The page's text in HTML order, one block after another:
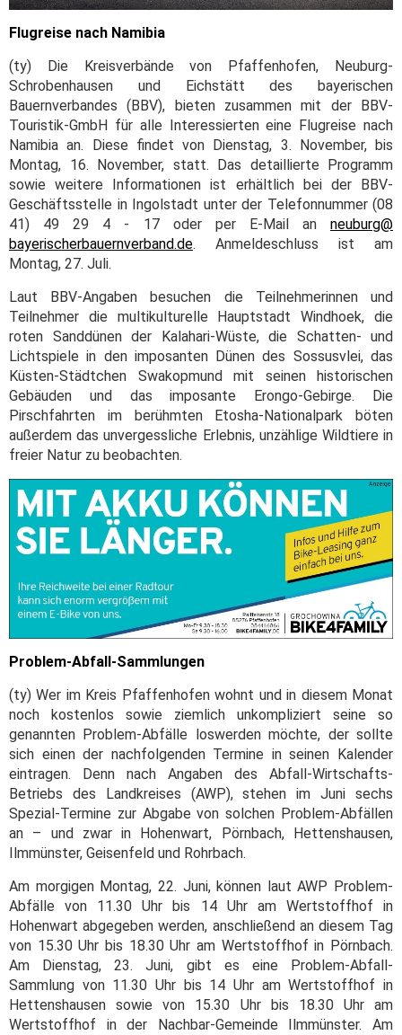
Flugreise nach Namibia
(ty) Die Kreisverbände von Pfaffenhofen, Neuburg-
Schrobenhausen und Eichstätt des bayerischen
Bauernverbandes (BBV), bieten zusammen mit der BBV-
Touristik-GmbH für alle Interessierten eine Flugreise nach
Namibia an. Diese findet von Dienstag, 3. November, bis
Montag, 16. November, statt. Das detaillierte Programm
sowie weitere Informationen ist erhältlich bei der BBV-
Geschäftsstelle in Ingolstadt unter der Telefonnummer (08
41) 49 29 4 - 17 oder per E-Mail an neuburg@
bayerischerbauernverband.de. Anmeldeschluss ist am
Montag, 27. Juli.
Laut BBV-Angaben besuchen die Teilnehmerinnen und
Teilnehmer die multikulturelle Hauptstadt Windhoek, die
roten Sanddünen der Kalahari-Wüste, die Schatten- und
Lichtspiele in den imposanten Dünen des Sossusvlei, das
Küsten-Städtchen Swakopmund mit seinen historischen
Gebäuden und das imposante Erongo-Gebirge. Die
Pirschfahrten im berühmten Etosha-Nationalpark böten
außerdem das unvergessliche Erlebnis, unzählige Wildtiere in
freier Natur zu beobachten.
Problem-Abfall-Sammlungen
(ty) Wer im Kreis Pfaffenhofen wohnt und in diesem Monat
noch kostenlos sowie ziemlich unkompliziert seine so
genannten Problem-Abfälle loswerden möchte, der sollte
sich einen der nachfolgenden Termine in seinen Kalender
eintragen. Denn nach Angaben des Abfall-Wirtschafts-
Betriebs des Landkreises (AWP), stehen im Juni sechs
Spezial-Termine zur Abgabe von solchen Problem-Abfällen
an – und zwar in Hohenwart, Pörnbach, Hettenshausen,
Ilmmünster, Geisenfeld und Rohrbach.
Am morgigen Montag, 22. Juni, können laut AWP Problem-
Abfälle von 11.30 Uhr bis 14 Uhr am Wertstoffhof in
Hohenwart abgegeben werden, anschließend an diesem Tag
von 15.30 Uhr bis 18.30 Uhr am Wertstoffhof in Pörnbach.
Am Dienstag, 23. Juni, gibt es eine Problem-Abfall-
Sammlung von 11.30 Uhr bis 14 Uhr am Wertstoffhof in
Hettenshausen sowie von 15.30 Uhr bis 18.30 Uhr am
Wertstoffhof in der Nachbar-Gemeinde Ilmmünster. Am